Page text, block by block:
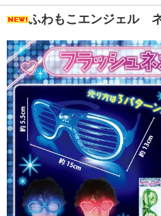
ふわもこエンジェル